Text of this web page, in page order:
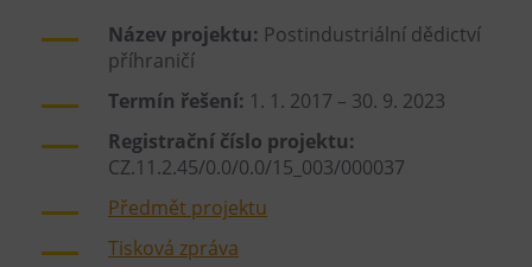
Národní zemědělské muzeum
Fajna Dilna
FUTUREUM
Dolní Vítkovice
Název projektu: Postindustriální dědictví
příhraničí
Termín řešení: 1. 1. 2017 – 30. 9. 2023
Registrační číslo projektu:
CZ.11.2.45/0.0/0.0/15_003/000037
Předmět projektu
Tisková zpráva